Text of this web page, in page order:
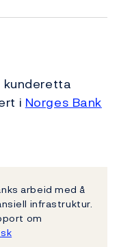
i Norges Bank
arbeid med å
infrastruktur.
om